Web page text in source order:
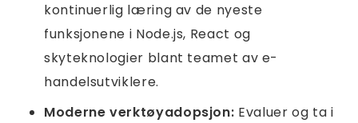
kontinuerlig læring av de nyeste
funksjonene i Node.js, React og
skyteknologier blant teamet av e-
handelsutviklere.
Moderne verktøyadopsjon: Evaluer og ta i